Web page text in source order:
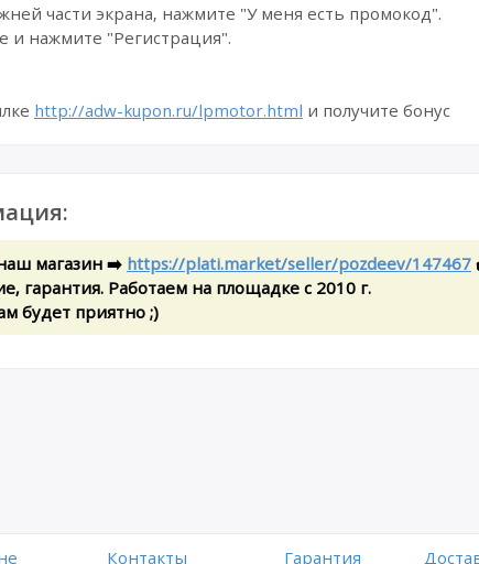
части экрана, нажмите "У меня есть промокод".
и нажмите "Регистрация".
http://adw-kupon.ru/lpmotor.html и получите бонус
магазин ➡️ https://plati.market/seller/pozdeev/147467
гарантия. Работаем на площадке с 2010 г.
будет приятно ;)
Контакты Гарантия